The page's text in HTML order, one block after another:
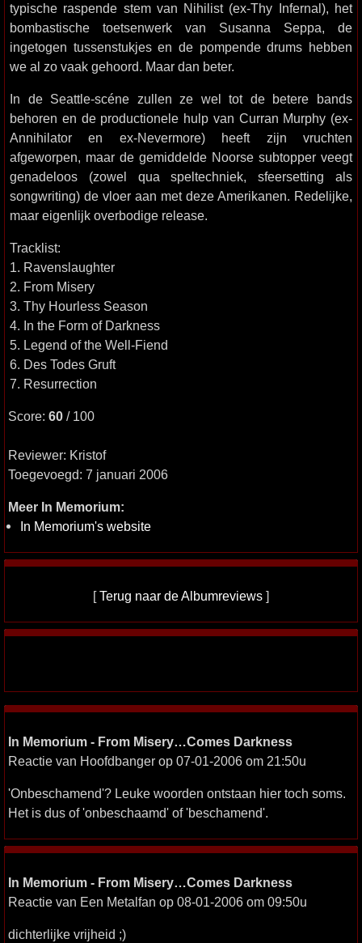
typische raspende stem van Nihilist (ex-Thy Infernal), het
bombastische toetsenwerk van Susanna Seppa, de
ingetogen tussenstukjes en de pompende drums hebben
we al zo vaak gehoord. Maar dan beter.
In de Seattle-scéne zullen ze wel tot de betere bands
behoren en de productionele hulp van Curran Murphy (ex-
Annihilator en ex-Nevermore) heeft zijn vruchten
afgeworpen, maar de gemiddelde Noorse subtopper veegt
genadeloos (zowel qua speltechniek, sfeersetting als
songwriting) de vloer aan met deze Amerikanen. Redelijke,
maar eigenlijk overbodige release.
Tracklist:
1. Ravenslaughter
2. From Misery
3. Thy Hourless Season
4. In the Form of Darkness
5. Legend of the Well-Fiend
6. Des Todes Gruft
7. Resurrection
Score: 60 / 100
Reviewer: Kristof
Toegevoegd: 7 januari 2006
Meer In Memorium:
In Memorium's website
[Terug naar de Albumreviews ]
In Memorium - From Misery…Comes Darkness
Reactie van Hoofdbanger op 07-01-2006 om 21:50u
'Onbeschamend'? Leuke woorden ontstaan hier toch soms.
Het is dus of 'onbeschaamd' of 'beschamend'.
In Memorium - From Misery…Comes Darkness
Reactie van Een Metalfan op 08-01-2006 om 09:50u
dichterlijke vrijheid ;)